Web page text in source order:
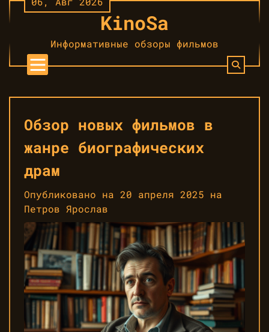
Перейти
KinoSa
Информативные обзоры фильмов
Обзор новых фильмов в
жанре биографических
драм
Опубликовано на 20 апреля 2025 на
Петров Ярослав